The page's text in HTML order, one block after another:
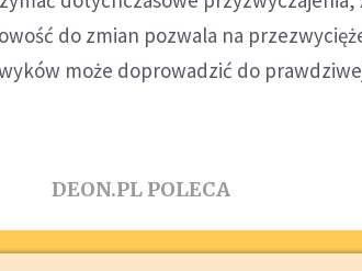
do zmian pozwala na
może doprowadzić do
DEON.PL POLECA